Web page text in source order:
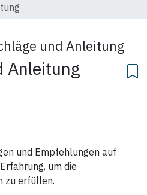
und Anleitung
Anleitung
und Empfehlungen auf
um die
zu erfüllen.